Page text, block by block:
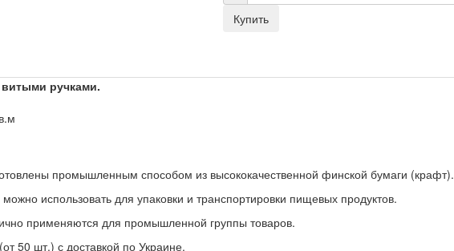
Купить
ручками.
промышленным способом из высококачественной финской бумаги (крафт).
использовать для упаковки и транспортировки пищевых продуктов.
применяются для промышленной группы товаров.
50 шт.) с доставкой по Украине.